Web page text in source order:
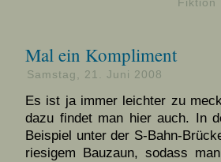
Mal ein Kompliment
Samstag, 21. Juni 2008
Es ist ja immer leichter zu
dazu findet man hier auch. In
Beispiel unter der S-Bahn-
riesigem Bauzaun, sodass